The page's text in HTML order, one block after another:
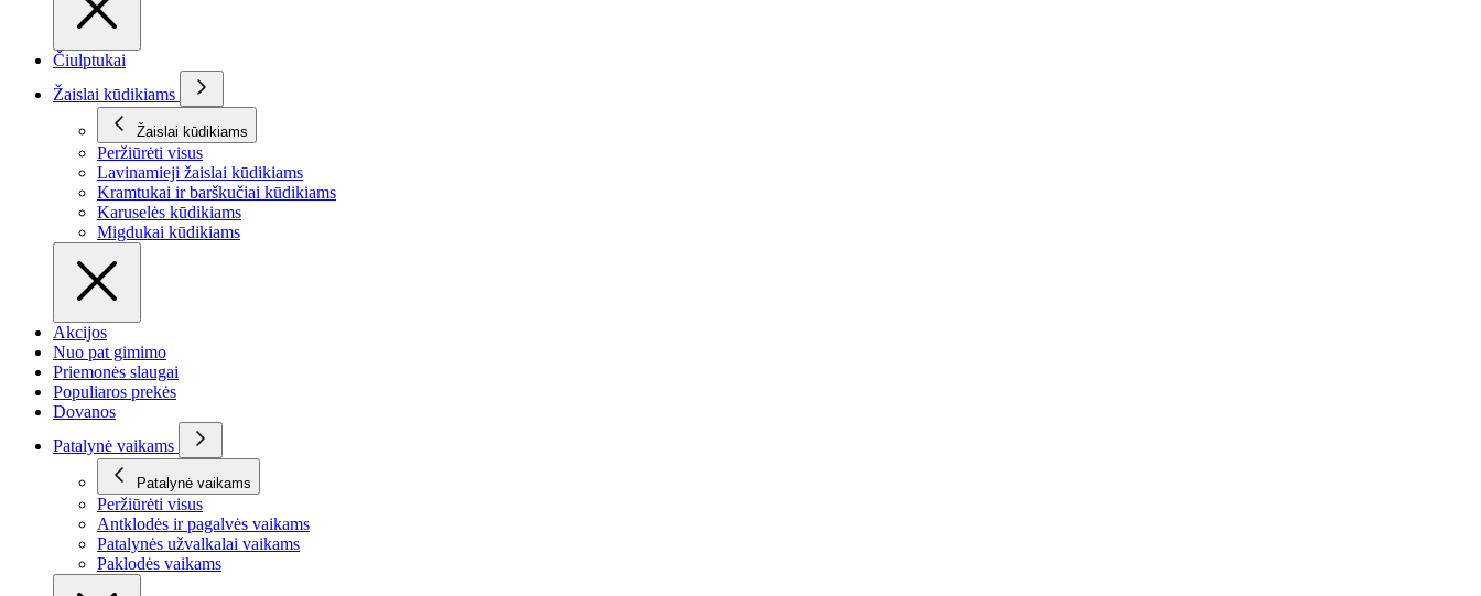
Čiulptukai
Žaislai kūdikiams
Žaislai kūdikiams
Peržiūrėti visus
Lavinamieji žaislai kūdikiams
Kramtukai ir barškučiai kūdikiams
Karuselės kūdikiams
Migdukai kūdikiams
Akcijos
Nuo pat gimimo
Priemonės slaugai
Populiaros prekės
Dovanos
Patalynė vaikams
Patalynė vaikams
Peržiūrėti visus
Antklodės ir pagalvės vaikams
Patalynės užvalkalai vaikams
Paklodės vaikams